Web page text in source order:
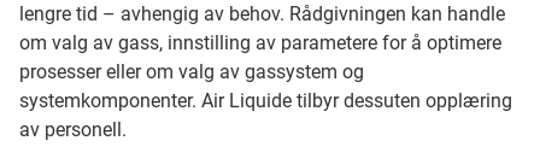
lengre tid – avhengig av behov. Rådgivningen kan handle
om valg av gass, innstilling av parametere for å optimere
prosesser eller om valg av gassystem og
systemkomponenter. Air Liquide tilbyr dessuten opplæring
av personell.